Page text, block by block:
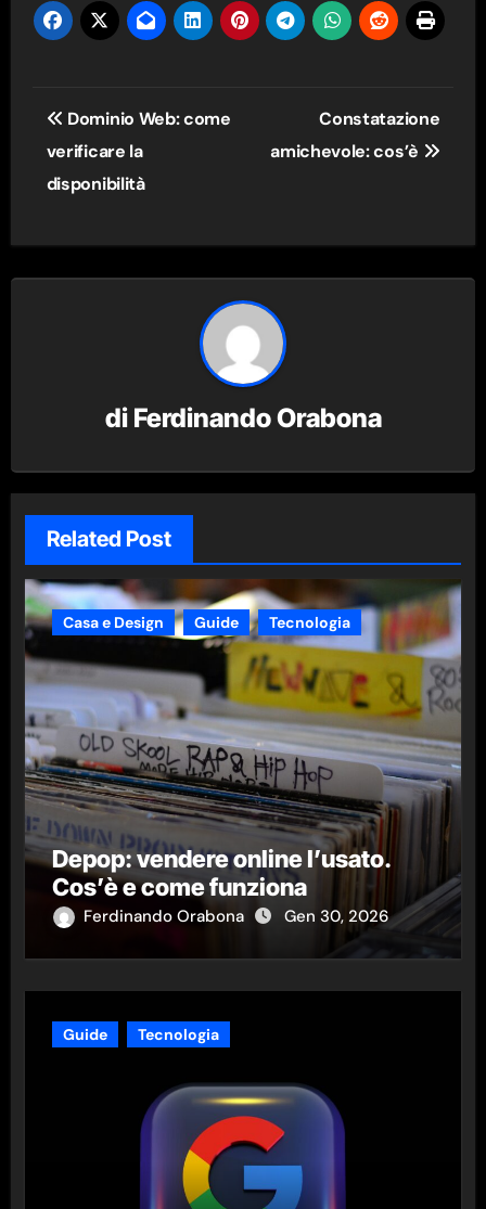
Navigazione
articoli
Dominio Web: come
verificare la
disponibilità
Constatazione
amichevole: cos’è
di Ferdinando Orabona
Related Post
Casa e Design Guide Tecnologia
Depop: vendere online l’usato.
Cos’è e come funziona
Ferdinando Orabona Gen 30, 2026
Guide Tecnologia